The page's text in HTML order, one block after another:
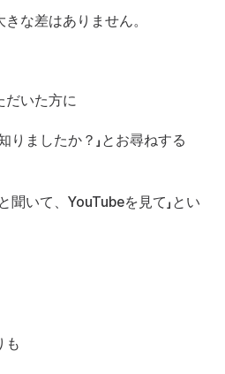
な差はありません。
だいた方に
りましたか？」とお尋ねする
聞いて、YouTubeを見て」とい
も